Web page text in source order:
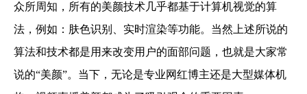
众所周知，所有的美颜技术几乎都基于计算机视觉的算
法，例如：肤色识别、实时渲染等功能。当然上述所说的
算法和技术都是用来改变用户的面部问题，也就是大家常
说的“美颜”。当下，无论是专业网红博主还是大型媒体机